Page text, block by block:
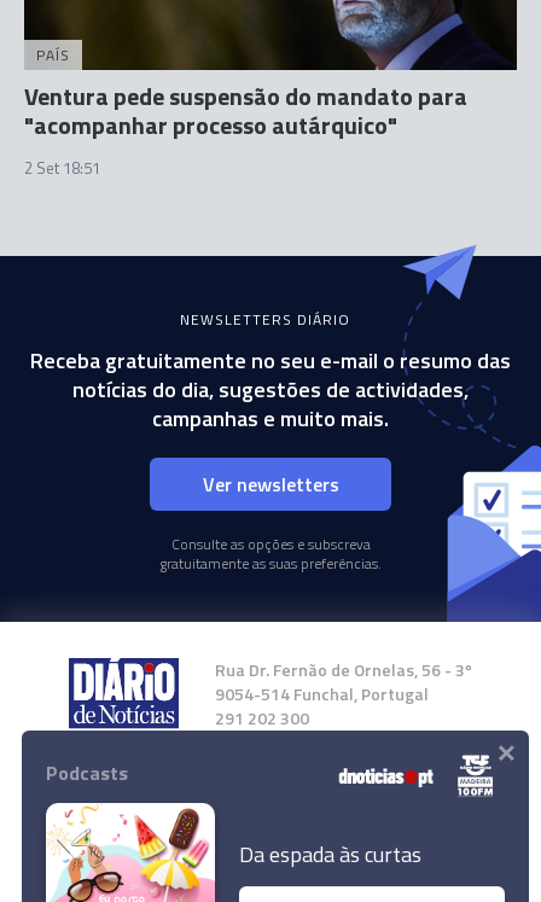
PAÍS
Ventura pede suspensão do mandato para
"acompanhar processo autárquico"
2 Set 18:51
NEWSLETTERS DIÁRIO
Receba gratuitamente no seu e-mail o resumo das
notícias do dia, sugestões de actividades,
campanhas e muito mais.
Ver newsletters
Consulte as opções e subscreva
gratuitamente as suas preferências.
Rua Dr. Fernão de Ornelas, 56 - 3º
9054-514 Funchal, Portugal
291 202 300
Instale a nossa App
Podcasts
Da espada às curtas
×